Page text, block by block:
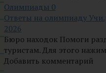
Олимпиады 0
Ответы на олимпиаду
2026
Бюро находок Помоги
туристам. Для этого
Добавить комментарий